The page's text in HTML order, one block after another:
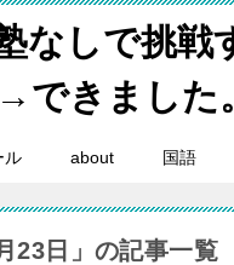
なしで挑
できました
ル about 国語
23日」の記事一覧